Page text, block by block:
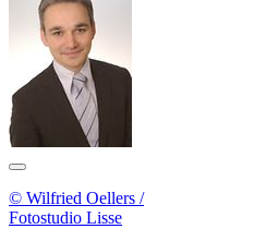
© Wilfried Oellers /
Fotostudio Lisse